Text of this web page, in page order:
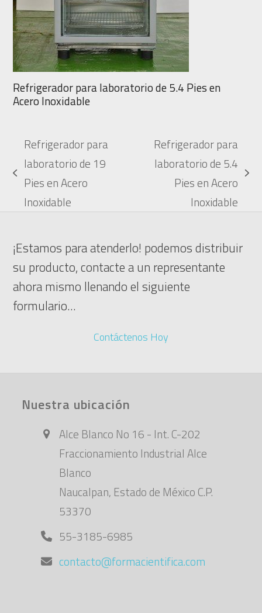
Refrigerador para laboratorio de 5.4 Pies en
Acero Inoxidable
previous
post:
Refrigerador para
laboratorio de 19
Pies en Acero
Inoxidable
Refrigerador para
laboratorio de 5.4
Pies en Acero
Inoxidable
¡Estamos para atenderlo! podemos distribuir
su producto, contacte a un representante
ahora mismo llenando el siguiente
formulario...
Contáctenos Hoy
Nuestra ubicación
Alce Blanco No 16 - Int. C-202
Fraccionamiento Industrial Alce
Blanco
Naucalpan, Estado de México C.P.
53370
55-3185-6985
contacto@formacientifica.com